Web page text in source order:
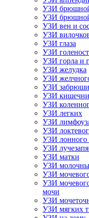
УЗИ
УЗИ
УЗИ вен и
УЗИ
УЗИ глаза
УЗИ
УЗИ горла и
УЗИ желудка
УЗИ
УЗИ
УЗИ
УЗИ
УЗИ легких
УЗИ
УЗИ
УЗИ лонного
УЗИ
УЗИ матки
УЗИ
УЗИ
УЗИ
мочи
УЗИ
УЗИ мягких